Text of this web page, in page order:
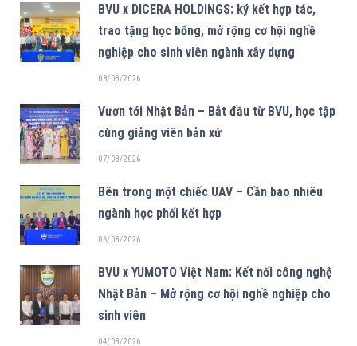
BVU x DICERA HOLDINGS: ký kết hợp tác,
trao tặng học bổng, mở rộng cơ hội nghề
nghiệp cho sinh viên ngành xây dựng
08/08/2026
Vươn tới Nhật Bản – Bắt đầu từ BVU, học tập
cùng giảng viên bản xứ
07/08/2026
Bên trong một chiếc UAV – Cần bao nhiêu
ngành học phối kết hợp
06/08/2026
BVU x YUMOTO Việt Nam: Kết nối công nghệ
Nhật Bản – Mở rộng cơ hội nghề nghiệp cho
sinh viên
04/08/2026